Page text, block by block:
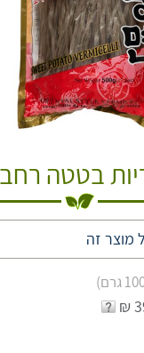
בטטה
מוצר זה